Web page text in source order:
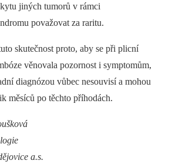
jiných tumorů v rámci
považovat za raritu.
skutečnost proto, aby se při plicní
věnovala pozornost i symptomům,
diagnózou vůbec nesouvisí a mohou
měsíců po těchto příhodách.
a.s.